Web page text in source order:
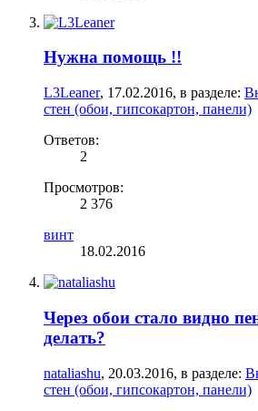
Нужна помощь !!
L3Leaner, 17.02.2016, в разделе:
стен (обои, гипсокартон, панели)
Ответов:
2
Просмотров:
2 376
винт
18.02.2016
Через обои стало видно
делать?
nataliashu, 20.03.2016, в разделе:
стен (обои, гипсокартон, панели)